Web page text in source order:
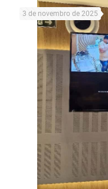
3 de novembro de 2025